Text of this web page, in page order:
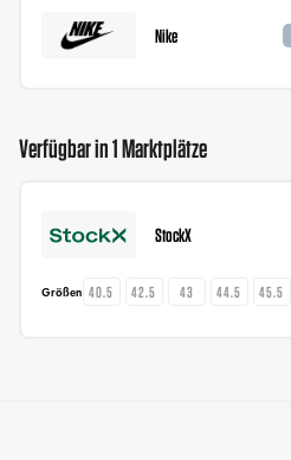
Nike
Verfügbar in 1 Marktplätze
StockX
Größen 40.5 42.5 43 44.5 45.5